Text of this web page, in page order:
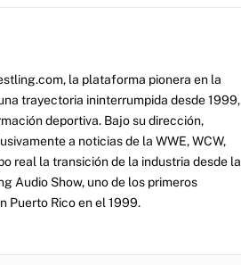
la plataforma pionera en la
trayectoria ininterrumpida desde 1999,
deportiva. Bajo su dirección,
a noticias de la WWE, WCW,
real la transición de la industria desde la
Audio Show, uno de los primeros
Puerto Rico en el 1999.